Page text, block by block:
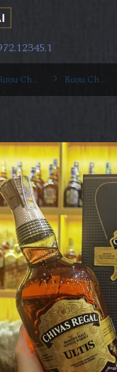
Rượu Chivas Rượu Chivas Ultis 1000ml